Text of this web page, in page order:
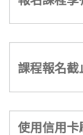
課程報名截
使用信用